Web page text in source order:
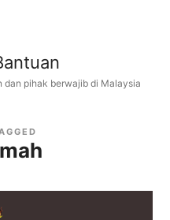
dan pihak berwajib di Malaysia